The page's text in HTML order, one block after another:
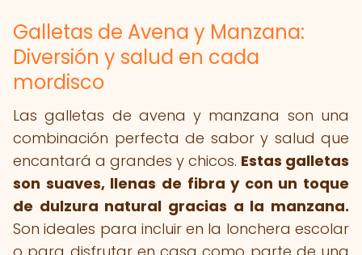
Galletas de Avena y Manzana:
Diversión y salud en cada
mordisco
Las galletas de avena y manzana son una
combinación perfecta de sabor y salud que
encantará a grandes y chicos. Estas galletas
son suaves, llenas de fibra y con un toque
de dulzura natural gracias a la manzana.
Son ideales para incluir en la lonchera escolar